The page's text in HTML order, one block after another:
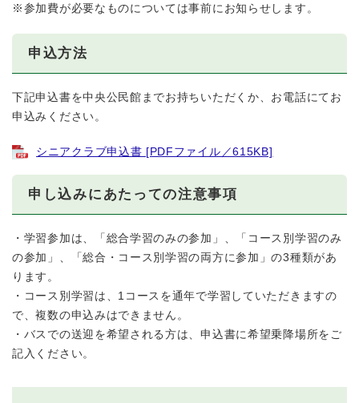
※参加費が必要なものについては事前にお知らせします。
申込方法
下記申込書を中央公民館までお持ちいただくか、お電話にてお
申込みください。
シニアクラブ申込書 [PDFファイル／615KB]
申し込みにあたっての注意事項
・学習参加は、「総合学習のみの参加」、「コース別学習のみ
の参加」、「総合・コース別学習の両方に参加」の3種類があ
ります。
・コース別学習は、1コースを通年で学習していただきますの
で、複数の申込みはできません。
・バスでの送迎を希望される方は、申込書に希望乗降場所をご
記入ください。